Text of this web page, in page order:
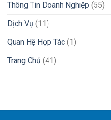
Thông Tin Doanh Nghiệp (55)
Dịch Vụ (11)
Quan Hệ Hợp Tác (1)
Trang Chủ (41)